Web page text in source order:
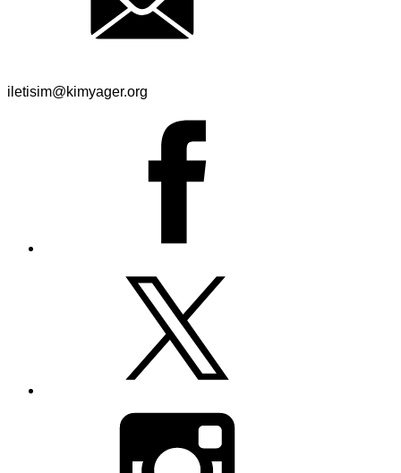
iletisim@kimyager.org